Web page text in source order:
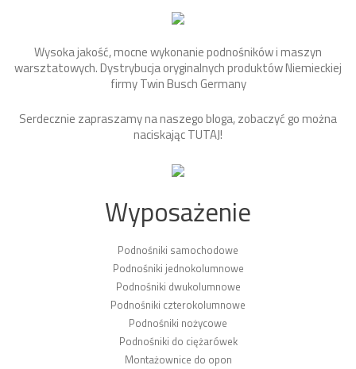
Wysoka jakość, mocne wykonanie podnośników i maszyn
warsztatowych. Dystrybucja oryginalnych produktów Niemieckiej
firmy Twin Busch Germany
Serdecznie zapraszamy na naszego bloga, zobaczyć go można
naciskającTUTAJ!
Wyposażenie
Podnośniki samochodowe
Podnośniki jednokolumnowe
Podnośniki dwukolumnowe
Podnośniki czterokolumnowe
Podnośniki nożycowe
Podnośniki do ciężarówek
Montażownice do opon